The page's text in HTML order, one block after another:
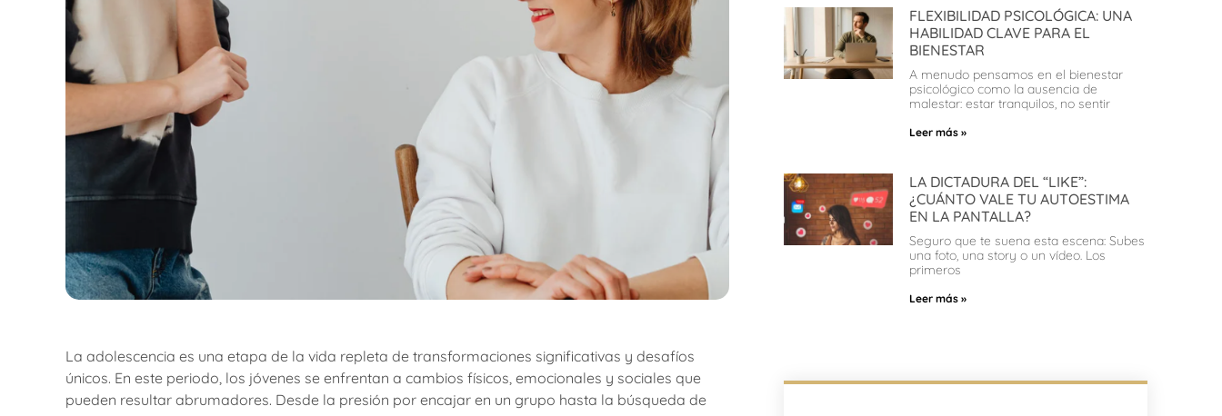
La adolescencia es una etapa de la vida repleta de transformaciones significativas y desafíos
únicos. En este periodo, los jóvenes se enfrentan a cambios físicos, emocionales y sociales que
pueden resultar abrumadores. Desde la presión por encajar en un grupo hasta la búsqueda de
FLEXIBILIDAD PSICOLÓGICA: UNA
HABILIDAD CLAVE PARA EL
BIENESTAR
A menudo pensamos en el bienestar
psicológico como la ausencia de
malestar: estar tranquilos, no sentir
Leer más »
LA DICTADURA DEL “LIKE”:
¿CUÁNTO VALE TU AUTOESTIMA
EN LA PANTALLA?
Seguro que te suena esta escena: Subes
una foto, una story o un vídeo. Los
primeros
Leer más »